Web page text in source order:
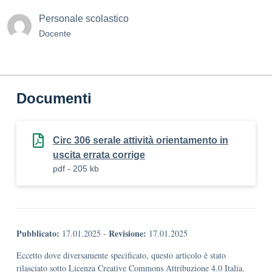
Personale scolastico
Docente
Documenti
Circ 306 serale attività orientamento in
uscita errata corrige
pdf - 205 kb
Pubblicato: 17.01.2025 - Revisione: 17.01.2025
Eccetto dove diversamente specificato, questo articolo è stato
rilasciato sotto Licenza Creative Commons Attribuzione 4.0 Italia.